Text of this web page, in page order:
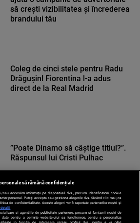
să crești vizibilitatea și încrederea
brandului tău
Coleg de cinci stele pentru Radu
Drăgușin! Fiorentina l-a adus
direct de la Real Madrid
”Poate Dinamo să câștige titlul?”.
Răspunsul lui Cristi Pulhac
să rămână confidențiale
sau accesăm informații pe dispozitivul dvs., precum identificatorii cookie
personal. Puteți accepta sau gestiona alegerile dvs. făcând clic mai jos
de confidențialitate. Aceste alegeri vor fi raportate partenerilor noștri și
detalii
si agentiile de publicitate partenere, precum si furnizorii nostri de
pentru a permite website-ului sa functioneze, pentru a personaliza
in functie de interesele si/sau profilul dvs., pentru a va oferi